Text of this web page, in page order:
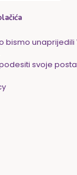
bismo unaprijedili
svoje